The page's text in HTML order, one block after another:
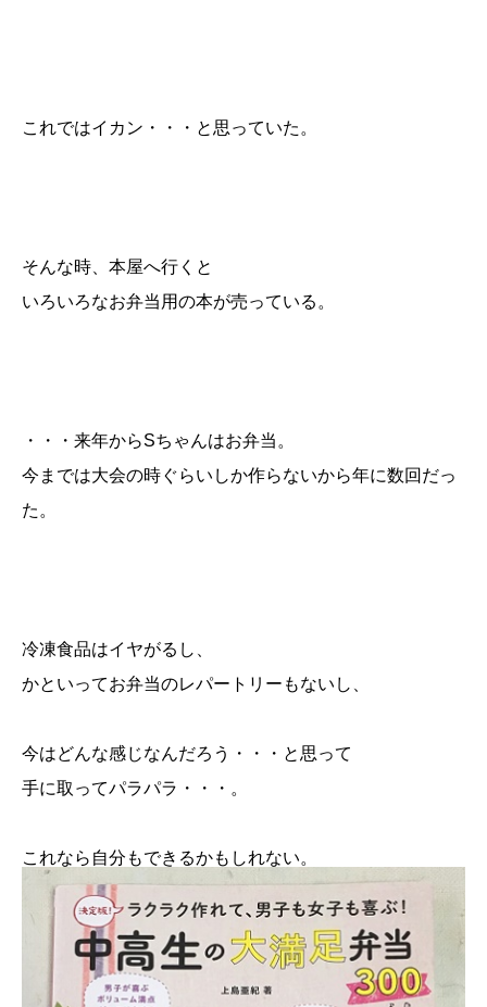
これではイカン・・・と思っていた。
そんな時、本屋へ行くと
いろいろなお弁当用の本が売っている。
・・・来年からSちゃんはお弁当。
今までは大会の時ぐらいしか作らないから年に数回だっ
た。
冷凍食品はイヤがるし、
かといってお弁当のレパートリーもないし、
今はどんな感じなんだろう・・・と思って
手に取ってパラパラ・・・。
これなら自分もできるかもしれない。